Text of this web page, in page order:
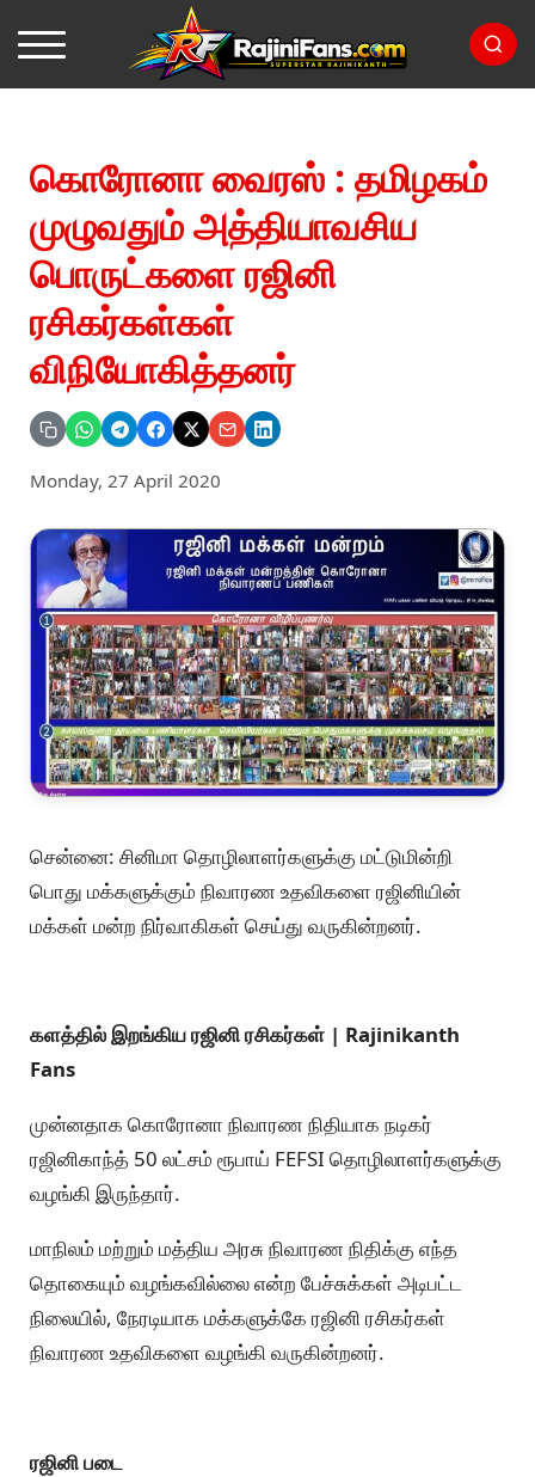
கொரோனா வைரஸ் : தமிழகம்
முழுவதும் அத்தியாவசிய
பொருட்களை ரஜினி
ரசிகர்கள்கள்
விநியோகித்தனர்
Monday, 27 April 2020
சென்னை: சினிமா தொழிலாளர்களுக்கு மட்டுமின்றி
பொது மக்களுக்கும் நிவாரண உதவிகளை ரஜினியின்
மக்கள் மன்ற நிர்வாகிகள் செய்து வருகின்றனர்.
களத்தில் இறங்கிய ரஜினி ரசிகர்கள் | Rajinikanth
Fans
முன்னதாக கொரோனா நிவாரண நிதியாக நடிகர்
ரஜினிகாந்த் 50 லட்சம் ரூபாய் FEFSI தொழிலாளர்களுக்கு
வழங்கி இருந்தார்.
மாநிலம் மற்றும் மத்திய அரசு நிவாரண நிதிக்கு எந்த
தொகையும் வழங்கவில்லை என்ற பேச்சுக்கள் அடிபட்ட
நிலையில், நேரடியாக மக்களுக்கே ரஜினி ரசிகர்கள்
நிவாரண உதவிகளை வழங்கி வருகின்றனர்.
ரஜினி படை